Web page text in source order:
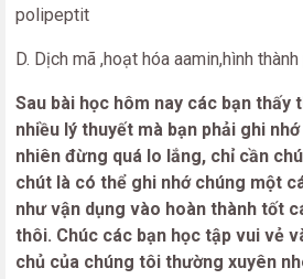
polipeptit
D. Dịch mã ,hoạt hóa aamin,hình
Sau bài học hôm nay các bạn thấy
nhiều lý thuyết mà bạn phải ghi
nhiên đừng quá lo lắng, chỉ cần
chút là có thể ghi nhớ chúng một
như vận dụng vào hoàn thành tốt
thôi. Chúc các bạn học tập vui vẻ
chủ của chúng tôi thường xuyên